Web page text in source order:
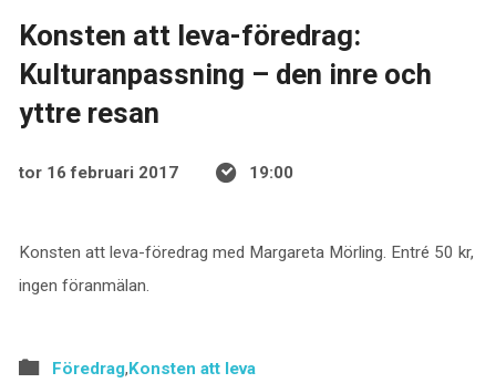
Konsten att leva-föredrag:
Kulturanpassning – den inre och
yttre resan
tor 16 februari 2017 19:00
Konsten att leva-föredrag med Margareta Mörling. Entré 50 kr,
ingen föranmälan.
Föredrag,Konsten att leva